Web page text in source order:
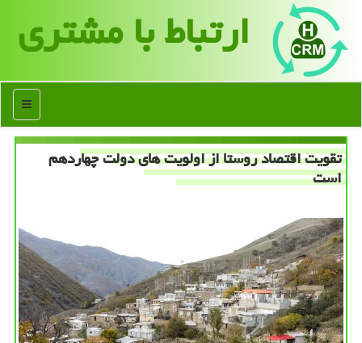
ارتباط با مشتری
منو
تقویت اقتصاد روستا از اولویت های دولت چهاردهم
است